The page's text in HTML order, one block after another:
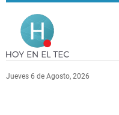
Pasar al contenido principal
Jueves 6 de Agosto, 2026